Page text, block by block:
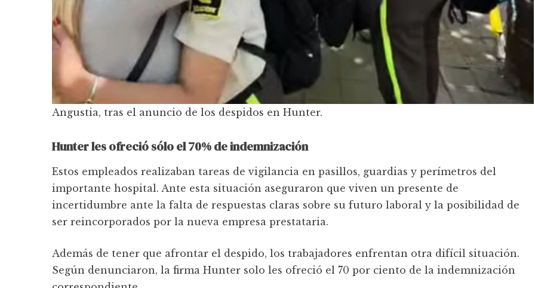
Angustia, tras el anuncio de los despidos en Hunter.
Hunter les ofreció sólo el 70% de indemnización
Estos empleados realizaban tareas de vigilancia en pasillos, guardias y perímetros del
importante hospital. Ante esta situación aseguraron que viven un presente de
incertidumbre ante la falta de respuestas claras sobre su futuro laboral y la posibilidad de
ser reincorporados por la nueva empresa prestataria.
Además de tener que afrontar el despido, los trabajadores enfrentan otra difícil situación.
Según denunciaron, la firma Hunter solo les ofreció el 70 por ciento de la indemnización